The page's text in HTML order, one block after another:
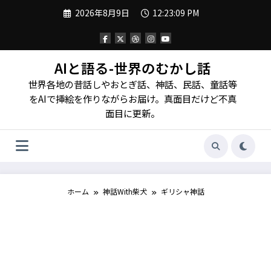
ツ
2026年8月9日 12:23:11 PM
AIと語る-世界のむかし話
世界各地の昔話しやおとぎ話、神話、民話、童話等
をAIで挿絵を作りながらお届け。真面目だけど不真
面目に更新。
ホーム 神話With柴犬 ギリシャ神話